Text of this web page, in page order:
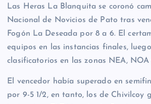
Las Heras La Blanquita se coronó
Nacional de Novicios de Pato tras
Fogón La Deseada por 8 a 6. El
equipos en las instancias finales,
clasificatorios en las zonas NEA, NOA
El vencedor había superado en
por 9-5 1/2, en tanto, los de Chivilcoy